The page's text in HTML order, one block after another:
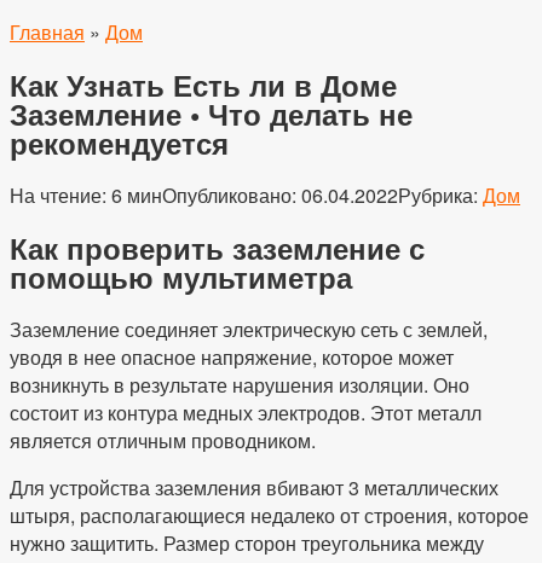
Главная » Дом
Как Узнать Есть ли в Доме
Заземление • Что делать не
рекомендуется
На чтение: 6 минОпубликовано: 06.04.2022Рубрика: Дом
Как проверить заземление с
помощью мультиметра
Заземление соединяет электрическую сеть с землей,
уводя в нее опасное напряжение, которое может
возникнуть в результате нарушения изоляции. Оно
состоит из контура медных электродов. Этот металл
является отличным проводником.
Для устройства заземления вбивают 3 металлических
штыря, располагающиеся недалеко от строения, которое
нужно защитить. Размер сторон треугольника между